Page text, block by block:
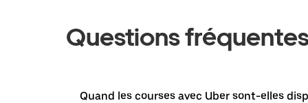
Questions
Quand les courses avec Uber sont-elles